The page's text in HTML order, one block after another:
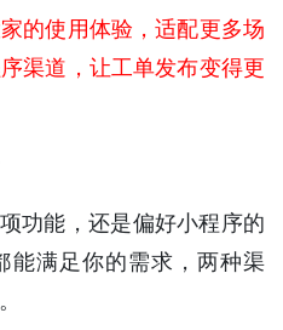
的使用体验，适配更多场
渠道，让工单发布变得更
功能，还是偏好小程序的
能满足你的需求，两种渠